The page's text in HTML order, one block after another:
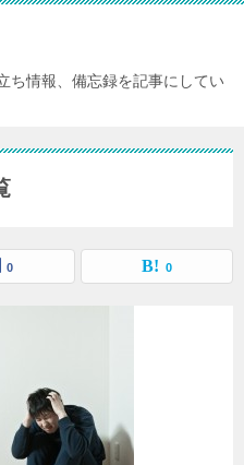
ち情報、備忘録を記事にしてい
0 0